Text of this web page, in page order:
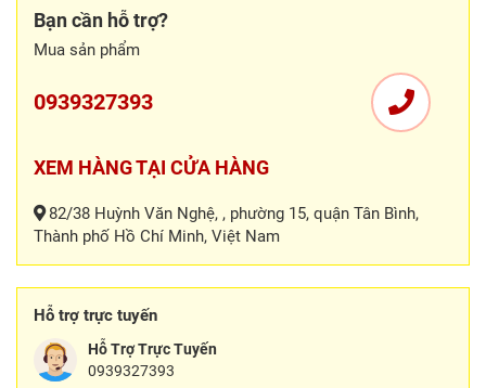
Bạn cần hỗ trợ?
Mua sản phẩm
0939327393
XEM HÀNG TẠI CỬA HÀNG
82/38 Huỳnh Văn Nghệ, , phường 15, quận Tân Bình,
Thành phố Hồ Chí Minh, Việt Nam
Hỗ trợ trực tuyến
Hỗ Trợ Trực Tuyến
0939327393